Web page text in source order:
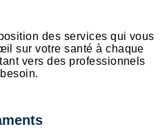
des services qui vous
sur votre santé à chaque
vers des professionnels